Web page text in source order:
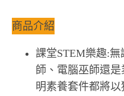
商品介紹
課堂STEM樂趣:
師、電腦巫師還是
明素養套件都將